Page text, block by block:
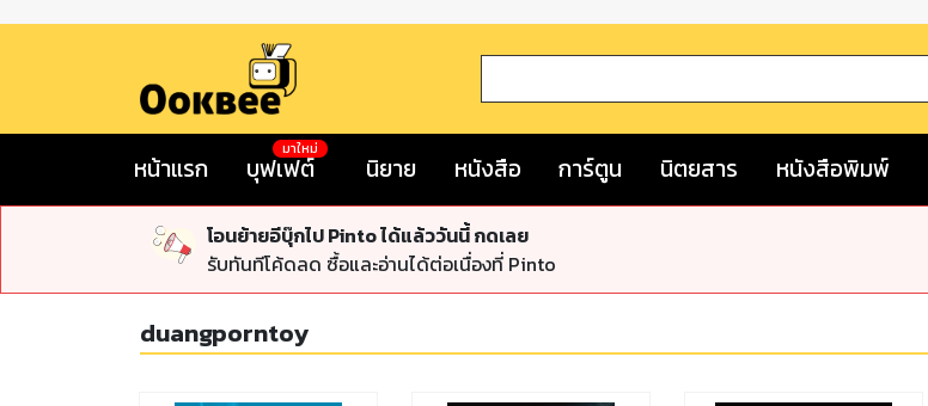
หน้าแรก บุฟเฟต์
มาใหม่
นิยาย หนังสือ การ์ตูน นิตยสาร หนังสือพิมพ์
โอนย้ายอีบุ๊กไป Pinto ได้แล้ววันนี้ กดเลย
รับทันทีโค้ดลด ซื้อและอ่านได้ต่อเนื่องที่ Pinto
duangporntoy